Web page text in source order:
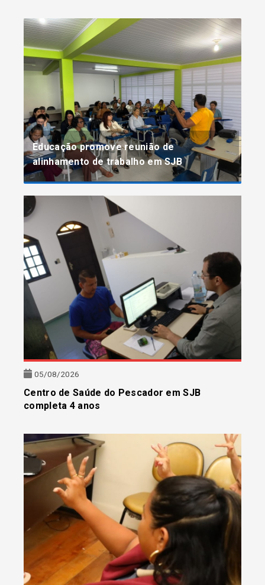
Educação promove reunião de
alinhamento de trabalho em SJB
05/08/2026
Centro de Saúde do Pescador em SJB
completa 4 anos